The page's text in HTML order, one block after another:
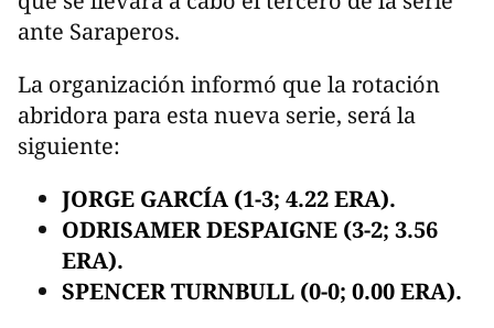
ante Saraperos.
La organización informó que la rotación
abridora para esta nueva serie, será la
siguiente:
JORGE GARCÍA (1-3; 4.22 ERA).
ODRISAMER DESPAIGNE (3-2; 3.56
ERA).
SPENCER TURNBULL (0-0; 0.00 ERA).